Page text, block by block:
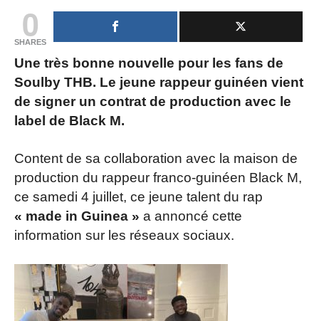
0
SHARES
Une très bonne nouvelle pour les fans de
Soulby THB. Le jeune rappeur guinéen vient
de signer un contrat de production avec le
label de Black M.
Content de sa collaboration avec la maison de
production du rappeur franco-guinéen Black M,
ce samedi 4 juillet, ce jeune talent du rap
« made in Guinea » a annoncé cette
information sur les réseaux sociaux.